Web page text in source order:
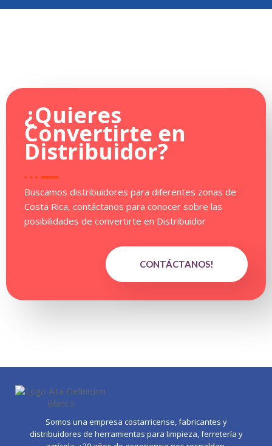
¿Quieres
Convertirte en
Distribuidor?
Buscamos distribuidores para diferentes zonas de
Costa Rica, contáctanos para conocer sobre las
posibilidades de convertirte en Distribuidor
CONTÁCTANOS!
Somos una empresa costarricense, fabricantes y
distribuidores de herramientas para limpieza, ferretería y